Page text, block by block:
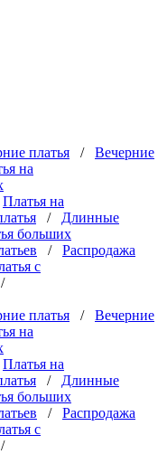
платья / Вечерние
на
Платья на
/ Длинные
больших
/ Распродажа
с
платья / Вечерние
на
Платья на
/ Длинные
больших
/ Распродажа
с